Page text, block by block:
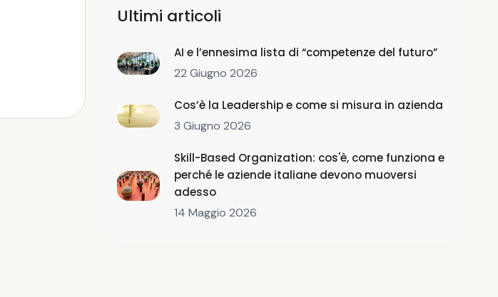
Ultimi articoli
AI e l’ennesima lista di “competenze del futuro”
22 Giugno 2026
Cos’è la Leadership e come si misura in azienda
3 Giugno 2026
Skill-Based Organization: cos'è, come funziona e
perché le aziende italiane devono muoversi
adesso
14 Maggio 2026